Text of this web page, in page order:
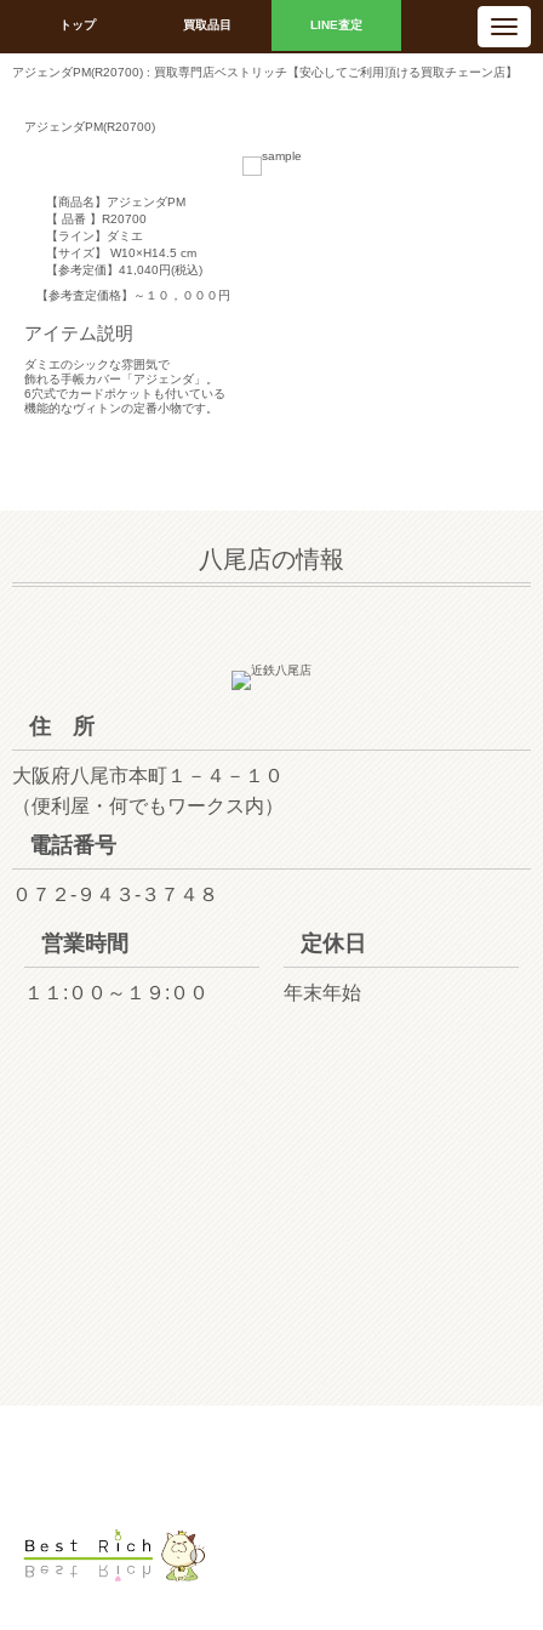
トップ 買取品目 LINE査定
N
a
v
i
g
アジェンダPM(R20700) : 買取専門店ベストリッチ【安心してご利用頂ける買取チェーン店】
アジェンダPM(R20700)
【商品名】アジェンダPM
【 品番 】R20700
【ライン】ダミエ
【サイズ】 W10×H14.5 cm
【参考定価】41,040円(税込)
【参考査定価格】～１０，０００円
アイテム説明
ダミエのシックな雰囲気で
飾れる手帳カバー「アジェンダ」。
6穴式でカードポケットも付いている
機能的なヴィトンの定番小物です。
八尾店の情報
住 所
大阪府八尾市本町１－４－１０
（便利屋・何でもワークス内）
電話番号
０７２-９４３-３７４８
営業時間
１１:００～１９:００
定休日
年末年始